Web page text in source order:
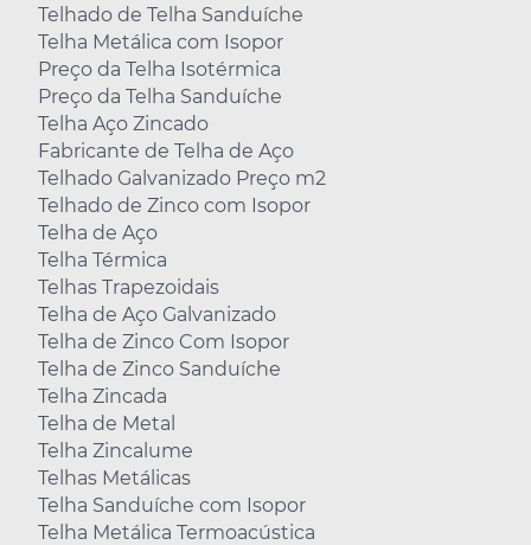
Telhado de Telha Sanduíche
Telha Metálica com Isopor
Preço da Telha Isotérmica
Preço da Telha Sanduíche
Telha Aço Zincado
Fabricante de Telha de Aço
Telhado Galvanizado Preço m2
Telhado de Zinco com Isopor
Telha de Aço
Telha Térmica
Telhas Trapezoidais
Telha de Aço Galvanizado
Telha de Zinco Com Isopor
Telha de Zinco Sanduíche
Telha Zincada
Telha de Metal
Telha Zincalume
Telhas Metálicas
Telha Sanduíche com Isopor
Telha Metálica Termoacústica